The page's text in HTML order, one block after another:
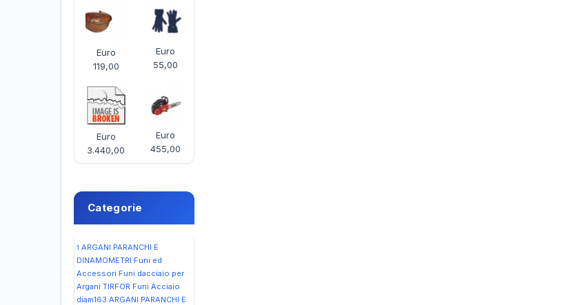
Euro
119,00
Euro
55,00
Euro
3.440,00
Euro
455,00
Categorie
1 ARGANI PARANCHI E
DINAMOMETRI Funi ed
Accessori Funi dacciaio per
Argani TIRFOR Funi Acciaio
diam163 ARGANI PARANCHI E